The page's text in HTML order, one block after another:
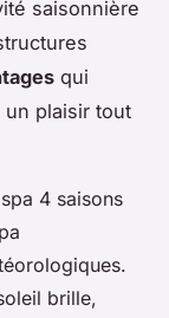
saisonnière
qui
plaisir tout
4 saisons
brille,